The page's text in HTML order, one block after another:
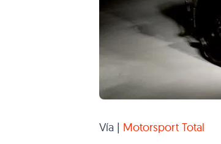
Vía | Motorsport Total